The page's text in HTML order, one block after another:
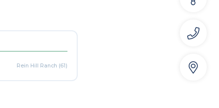
Rein Hill Ranch (61)